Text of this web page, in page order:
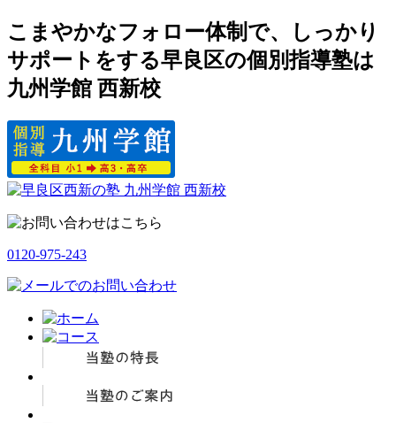
こまやかなフォロー体制で、しっかり
サポートをする早良区の個別指導塾は
九州学館 西新校
0120-975-243